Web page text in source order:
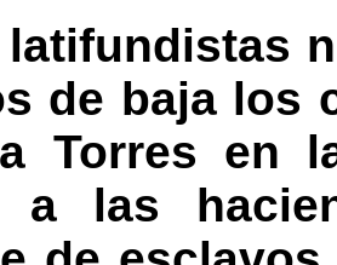
de baja los
Torres en
a las